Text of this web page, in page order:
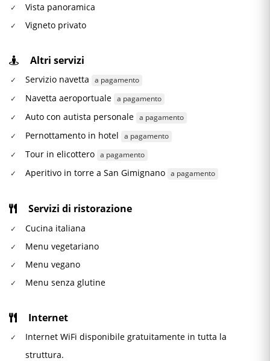
Vista panoramica
Vigneto privato
Altri servizi
Servizio navetta a pagamento
Navetta aeroportuale a pagamento
Auto con autista personale a pagamento
Pernottamento in hotel a pagamento
Tour in elicottero a pagamento
Aperitivo in torre a San Gimignano a pagamento
Servizi di ristorazione
Cucina italiana
Menu vegetariano
Menu vegano
Menu senza glutine
Internet
Internet WiFi disponibile gratuitamente in tutta la
struttura.